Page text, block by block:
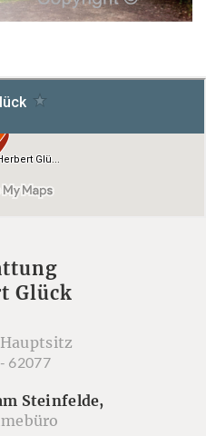
Glück
Hauptsitz
62077
Steinfelde,